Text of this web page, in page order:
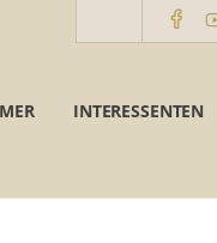
INTERESSENTEN